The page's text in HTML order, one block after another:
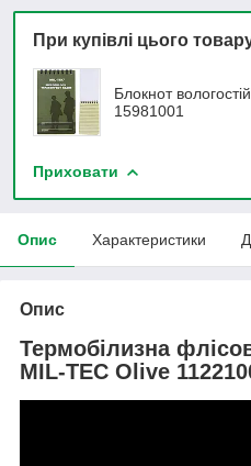
При купівлі цього
Блокнот
15981001
Приховати
Опис Характеристики
Опис
Термобілизна
MIL-TEC Olive